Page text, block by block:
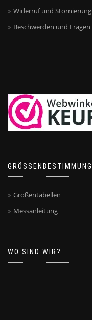
Widerruf und Stornierung
Beschwerden und Fragen
GRÖSSENBESTIMMUNG
Größentabellen
Messanleitung
WO SIND WIR?